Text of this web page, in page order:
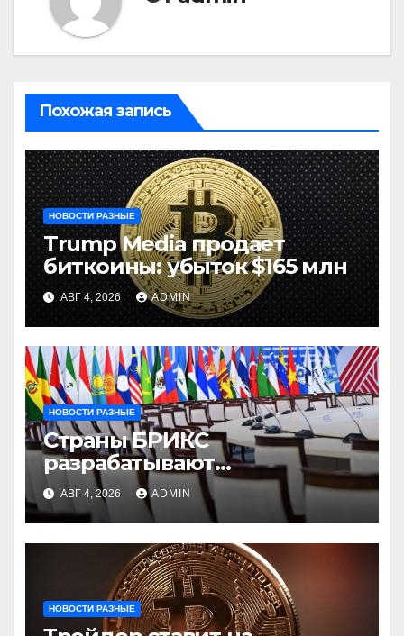
Похожая запись
НОВОСТИ РАЗНЫЕ
Trump Media продает
биткоины: убыток $165 млн
АВГ 4, 2026 ADMIN
НОВОСТИ РАЗНЫЕ
Страны БРИКС
разрабатывают
инфраструктуру на базе
цифровых валют
центробанков
АВГ 4, 2026 ADMIN
НОВОСТИ РАЗНЫЕ